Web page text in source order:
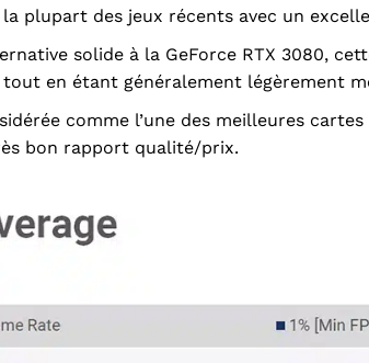
plupart des jeux récents avec un
solide à la GeForce RTX 3080,
en étant généralement légèrement
comme l’une des meilleures
bon rapport qualité/prix.